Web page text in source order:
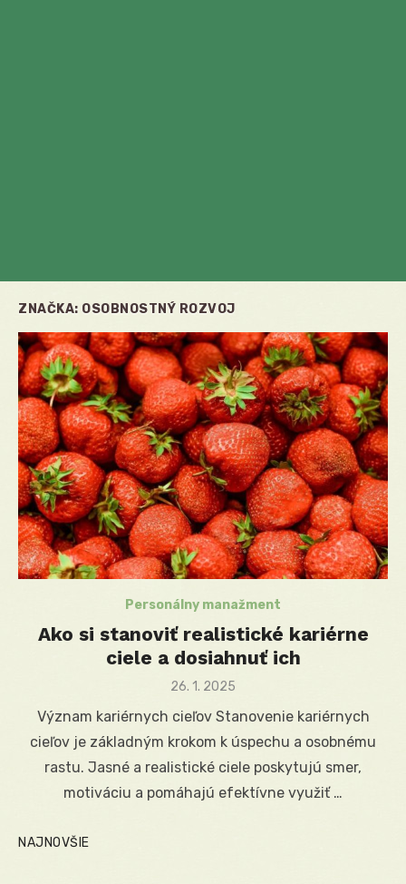
ZNAČKA: OSOBNOSTNÝ ROZVOJ
Personálny manažment
Ako si stanoviť realistické kariérne
ciele a dosiahnuť ich
Posted
26. 1. 2025
Význam kariérnych cieľov Stanovenie kariérnych
cieľov je základným krokom k úspechu a osobnému
rastu. Jasné a realistické ciele poskytujú smer,
motiváciu a pomáhajú efektívne využiť …
NAJNOVŠIE